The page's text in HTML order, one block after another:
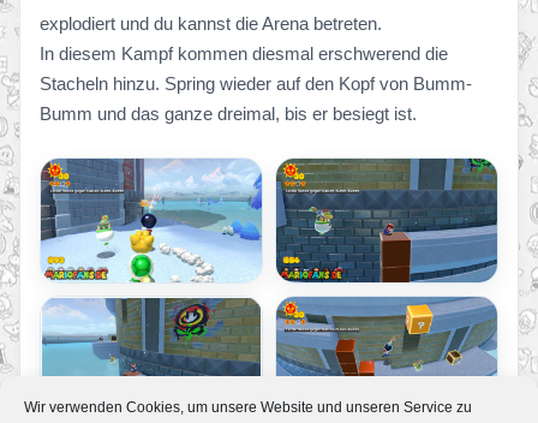
Wir verwenden Cookies, um unsere Website und unseren Service zu
explodiert und du kannst die Arena betreten.
In diesem Kampf kommen diesmal erschwerend die
Stacheln hinzu. Spring wieder auf den Kopf von Bumm-
Bumm und das ganze dreimal, bis er besiegt ist.